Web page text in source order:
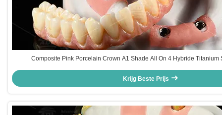
Composite Pink Porcelain Crown A1 Shade All On 4 Hybride Titanium
Krijg Beste Prijs